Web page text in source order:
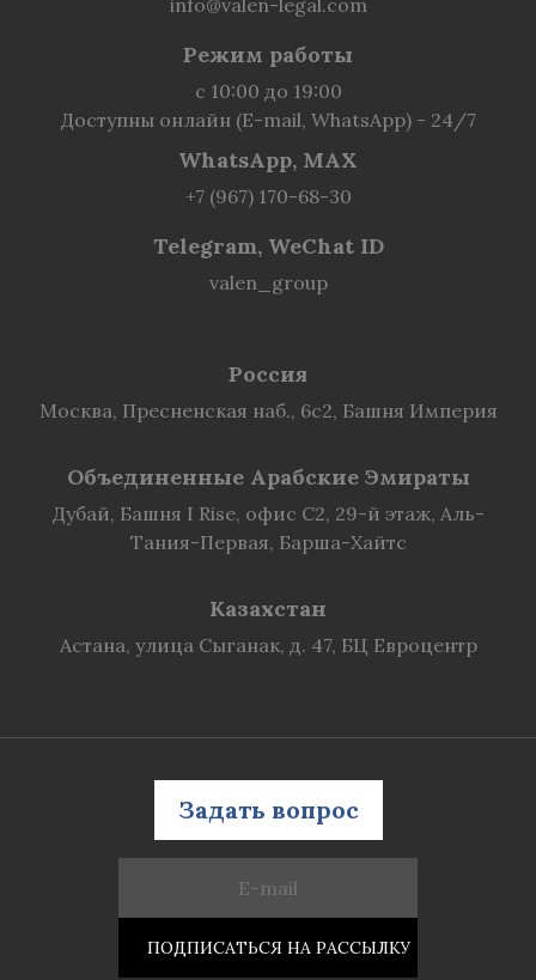
info@valen-legal.com
Режим работы
с 10:00 до 19:00
Доступны онлайн (E-mail, WhatsApp) - 24/7
WhatsApp, MAX
+7 (967) 170-68-30
Telegram, WeChat ID
valen_group
Россия
Москва, Пресненская наб., 6с2, Башня Империя
Объединенные Арабские Эмираты
Дубай, Башня I Rise, офис C2, 29-й этаж, Аль-
Тания-Первая, Барша-Хайтс
Казахстан
Астана, улица Сыганак, д. 47, БЦ Евроцентр
Задать вопрос